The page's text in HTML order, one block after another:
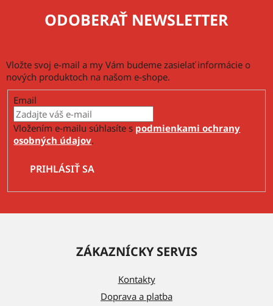
ODOBERAŤ NEWSLETTER
Vložte svoj e-mail a my Vám budeme zasielať informácie o
nových produktoch na našom e-shope.
Email
Vložením e-mailu súhlasíte s podmienkami ochrany
osobných údajov.
PRIHLÁSIŤ SA
ZÁKAZNÍCKY SERVIS
Kontakty
Doprava a platba